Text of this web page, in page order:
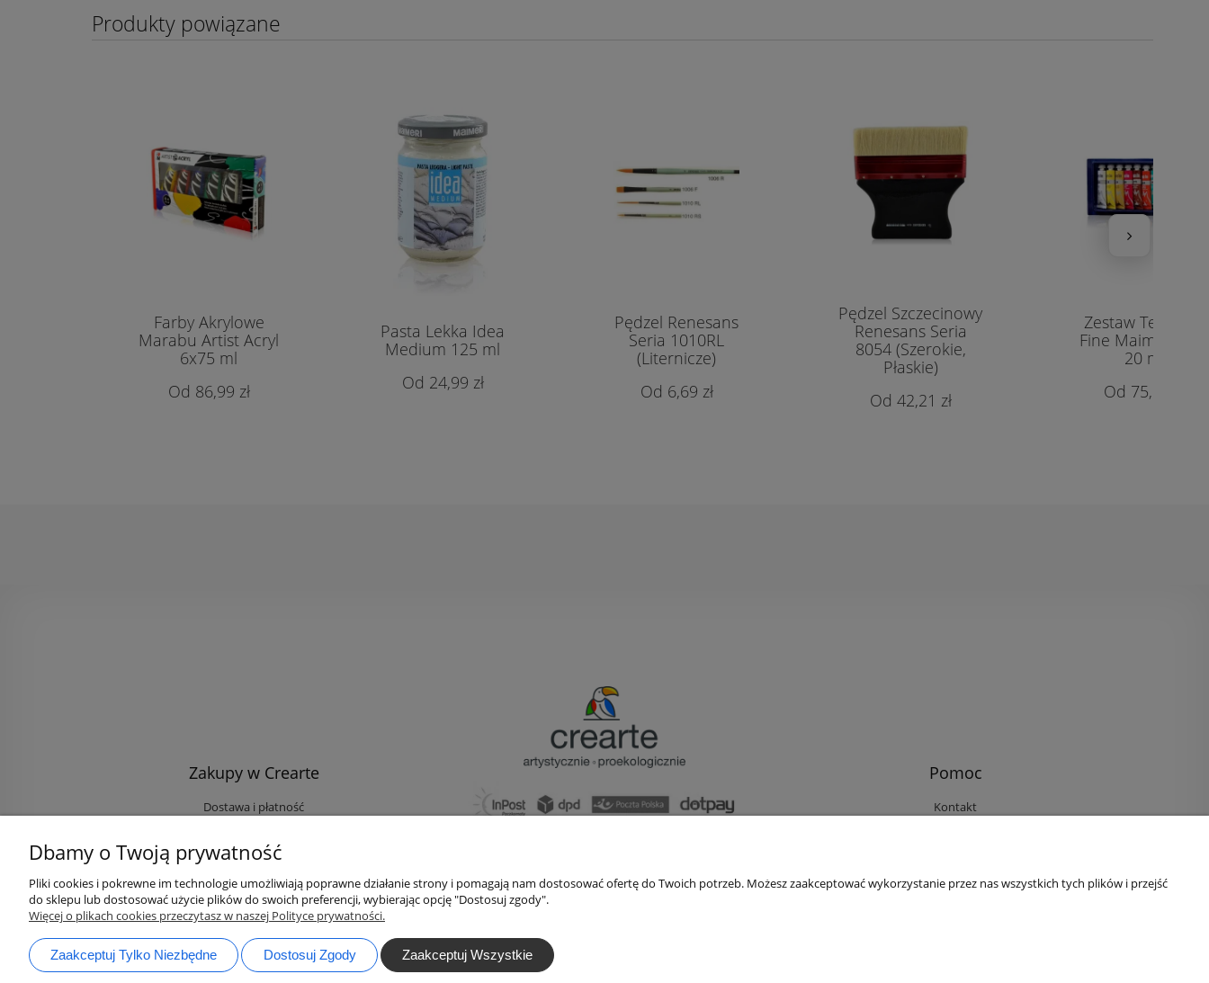
Produkty powiązane
Farby Akrylowe
Marabu Artist Acryl
6x75 ml
86,99 zł
Pasta Lekka Idea
Medium 125 ml
24,99 zł
Pędzel Renesans
Seria 1010RL
(Liternicze)
6,69 zł
Pędzel Szczecinowy
Renesans Seria
8054 (Szerokie,
Płaskie)
42,21 zł
Zestaw Tempera
Fine Maimeri 10 x
20 ml
75,00 zł
Zakupy w Crearte
Dostawa i płatność
Rabaty i Zniżki
Opinie klientów
Zaloguj się na Twoje konto
Pomoc
Kontakt
Ustawienia plików cookies
tel.:733 012 789
Dbamy o Twoją prywatność
Pliki cookies i pokrewne im technologie umożliwiają poprawne działanie strony i pomagają nam dostosować ofertę do Twoich potrzeb. Możesz zaakceptować wykorzystanie przez nas wszystkich tych plików i przejść
do sklepu lub dostosować użycie plików do swoich preferencji, wybierając opcję "Dostosuj zgody".
Więcej o plikach cookies przeczytasz w naszej Polityce prywatności.
Zaakceptuj Tylko Niezbędne Dostosuj Zgody Zaakceptuj Wszystkie